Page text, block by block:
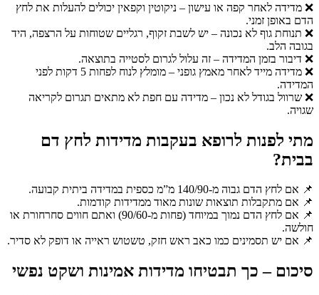
❌ מדידה לאחר קפה או עישון – ניקוטין וקפאין יכולים להעלות את לחץ
הדם באופן זמני.
❌ תנוחת גוף לא נכונה – יש לשבת זקוף, רגליים שטוחות על הרצפה, היד
בגובה הלב.
❌ דיבור בזמן המדידה – זה עלול לגרום לסטייה בתוצאה.
❌ מדידה מייד לאחר מאמץ גופני – מומלץ לנוח לפחות 5 דקות לפני
המדידה.
❌ שרוול בגודל לא נכון – מדידה עם חפת לא מתאים תגרום לקריאה
שגויה.
מתי לפנות לרופא בעקבות מדידות לחץ דם
בבית?
📌 אם לחץ הדם גבוה מ-140/90 מ”מ כספית במדידה ביתית קבועה.
📌 אם מתקבלות תוצאות שונות מאוד ממדידות קודמות.
📌 אם לחץ הדם נמוך במיוחד (פחות מ-90/60) ואתם חווים סחרחורת או
חולשה.
📌 אם יש תסמינים כמו כאב ראש חזק, טשטוש ראייה או דופק לא סדיר.
סיכום – כך תבטיחו מדידות אמינות ושקט נפשי